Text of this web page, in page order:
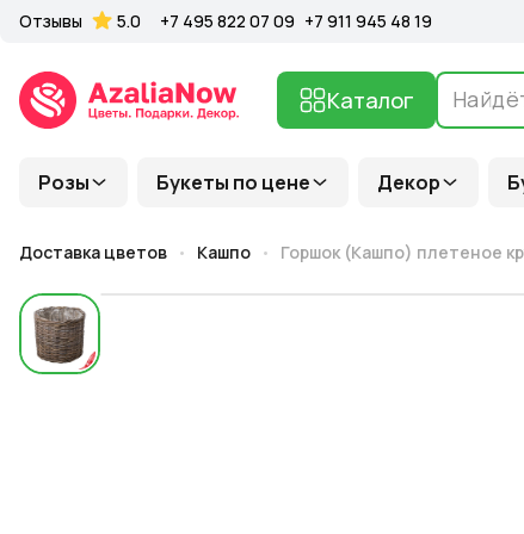
Розы Букеты по цене Декор
Каталог
Отзывы 5.0 +7 495 822 07 09 +7 911 945 48 19
Доставка цветов Кашпо Горшок (Кашпо) плетеное